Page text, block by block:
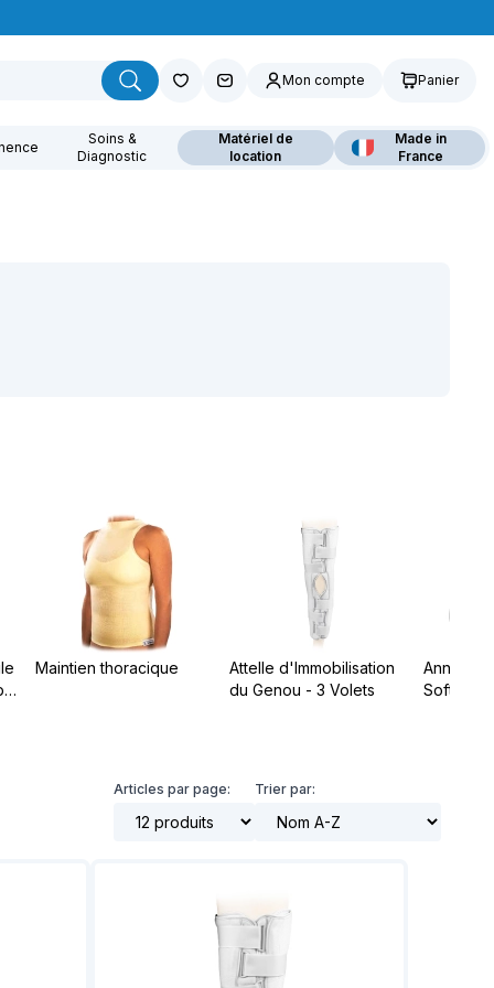
Mon compte Panier
à la location
Soins &
Diagnostic
Matériel de
location
Made in
France
Maintien thoracique
Attelle d'Immobilisation
du Genou - 3 Volets
Anneaux
Soft
Articles par page: Trier par: